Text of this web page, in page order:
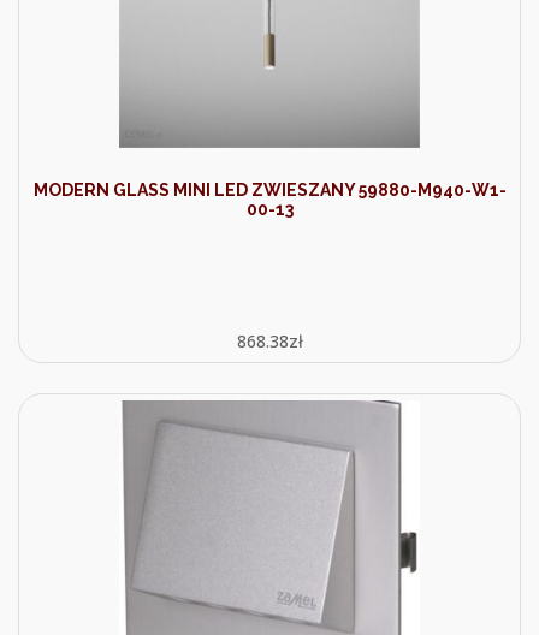
MODERN GLASS MINI LED ZWIESZANY 59880-M940-W1-
00-13
868.38zł